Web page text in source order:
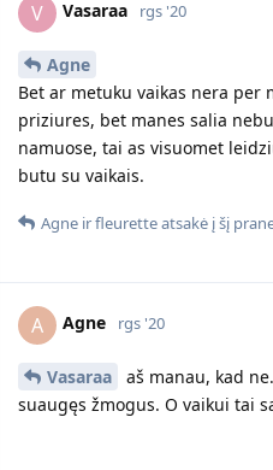
V Vasaraa rgs '20
Agne
Bet ar metuku vaikas nera per
priziures, bet manes salia
namuose, tai as visuomet
butu su vaikais.
Agne irfleuretteatsakė į šį
A Agne rgs '20
Vasaraa
aš manau, kad
suaugęs žmogus. O vaikui tai